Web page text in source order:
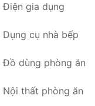
Điện gia dụng
Dụng cụ nhà bếp
Đồ dùng phòng ăn
Nội thất phòng ăn